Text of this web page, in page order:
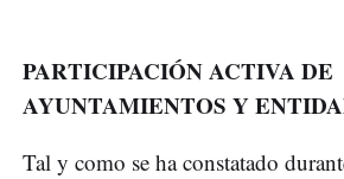
PARTICIPACIÓN ACTIVA DE
AYUNTAMIENTOS Y
Tal y como se ha constatado